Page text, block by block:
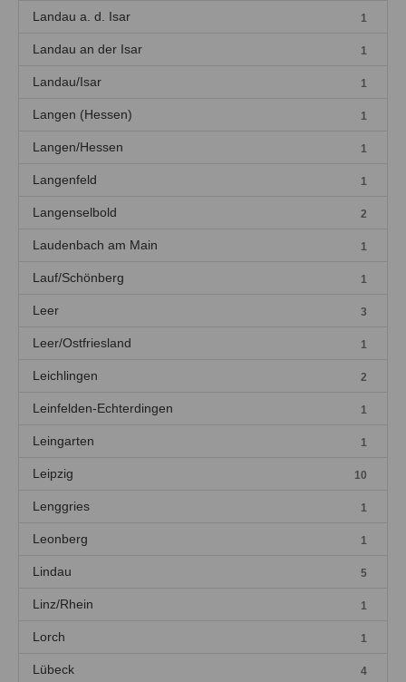
Landau a. d. Isar 1
Landau an der Isar 1
Landau/Isar 1
Langen (Hessen) 1
Langen/Hessen 1
Langenfeld 1
Langenselbold 2
Laudenbach am Main 1
Lauf/Schönberg 1
Leer 3
Leer/Ostfriesland 1
Leichlingen 2
Leinfelden-Echterdingen 1
Leingarten 1
Leipzig 10
Lenggries 1
Leonberg 1
Lindau 5
Linz/Rhein 1
Lorch 1
Lübeck 4